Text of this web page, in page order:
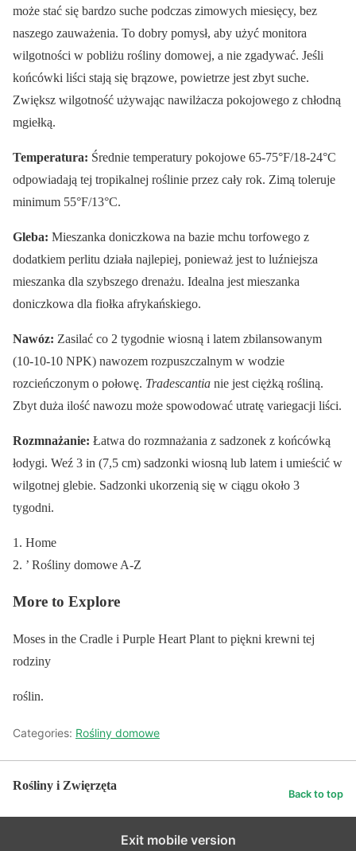
może stać się bardzo suche podczas zimowych miesięcy, bez
naszego zauważenia. To dobry pomysł, aby użyć monitora
wilgotności w pobliżu rośliny domowej, a nie zgadywać. Jeśli
końcówki liści stają się brązowe, powietrze jest zbyt suche.
Zwiększ wilgotność używając nawilżacza pokojowego z chłodną
mgiełką.
Temperatura: Średnie temperatury pokojowe 65-75°F/18-24°C
odpowiadają tej tropikalnej roślinie przez cały rok. Zimą toleruje
minimum 55°F/13°C.
Gleba: Mieszanka doniczkowa na bazie mchu torfowego z
dodatkiem perlitu działa najlepiej, ponieważ jest to luźniejsza
mieszanka dla szybszego drenażu. Idealna jest mieszanka
doniczkowa dla fiołka afrykańskiego.
Nawóz: Zasilać co 2 tygodnie wiosną i latem zbilansowanym
(10-10-10 NPK) nawozem rozpuszczalnym w wodzie
rozcieńczonym o połowę. Tradescantia nie jest ciężką rośliną.
Zbyt duża ilość nawozu może spowodować utratę variegacji liści.
Rozmnażanie: Łatwa do rozmnażania z sadzonek z końcówką
łodygi. Weź 3 in (7,5 cm) sadzonki wiosną lub latem i umieścić w
wilgotnej glebie. Sadzonki ukorzenią się w ciągu około 3
tygodni.
Home
’ Rośliny domowe A-Z
More to Explore
Moses in the Cradle i Purple Heart Plant to piękni krewni tej
rodziny
roślin.
Categories: Rośliny domowe
Rośliny i Zwięrzęta
Back to top
Exit mobile version